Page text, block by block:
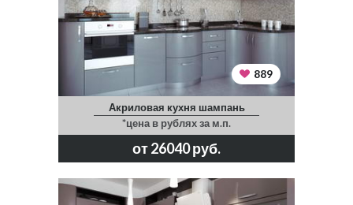
889
Акриловая кухня шампань
*цена в рублях за м.п.
от 26040 руб.